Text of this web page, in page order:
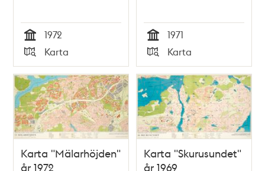
Tid
1972
Typ
Karta Tid
1971
Typ
Karta
Karta "Mälarhöjden"
år 1972
Karta "Skurusundet"
år 1969